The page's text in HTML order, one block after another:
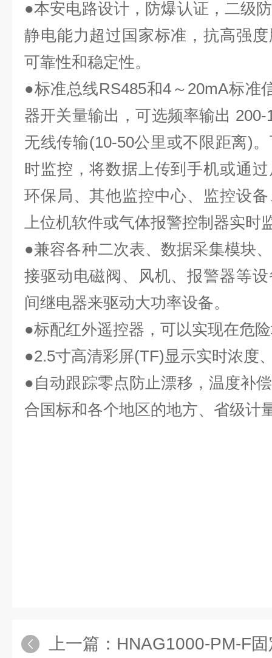
●本安电路设计，防爆认证，二级
静电能力超过国家标准，抗高强
可靠性和稳定性。
●标准总线RS485和4～20mA标准
器开关量输出，可选频率输出
无线传输(10-50公里或不限距离)
时监控，将数据上传到手机或通
环保局、其他监控中心、监控设
上位机软件或气体报警控制器实时
●兼容各种二次表、数据采集模块
接驱动电磁阀、风机、报警器等
间继电器来驱动大功率设备。
●标配红外遥控器，可以实现在危
●2.5寸高清彩屏(TF)显示实时浓度
●自动跟踪零点防止漂移，温度补
合国标和各个地区的地方、省级计
上一篇： HNAG1000-PM-F